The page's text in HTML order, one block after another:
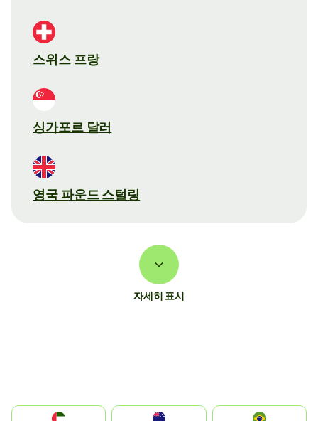
스위스 프랑
싱가포르 달러
영국 파운드 스털링
자세히 표시